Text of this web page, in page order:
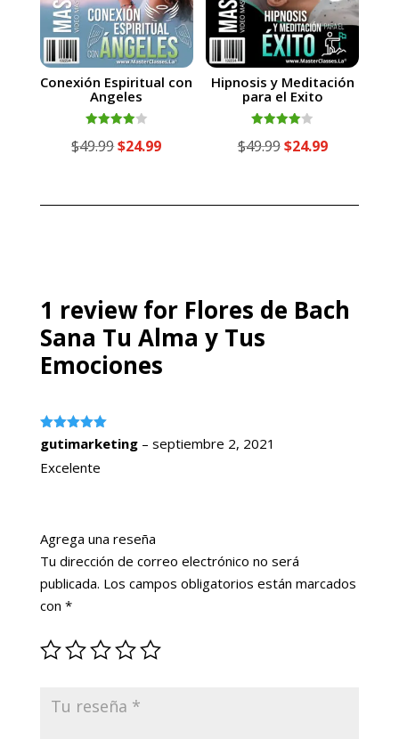
Conexión Espiritual con
Angeles
con
$49.99El
$24.99El
Hipnosis y Meditación
para el Exito
con
$49.99El
$24.99El
1 review for Flores de Bach
Sana Tu Alma y Tus
Emociones
Valorado
con5de 5
gutimarketing – septiembre 2, 2021
Excelente
Agrega una reseña
Tu dirección de correo electrónico no será
publicada. Los campos obligatorios están marcados
con *